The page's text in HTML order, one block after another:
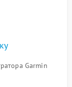
Garmin